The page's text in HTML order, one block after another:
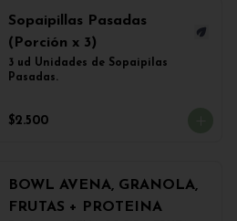
Sopaipillas Pasadas
(Porción x 3)
3 ud Unidades de Sopaipilas
Pasadas.
$2.500
BOWL AVENA, GRANOLA,
FRUTAS + PROTEINA